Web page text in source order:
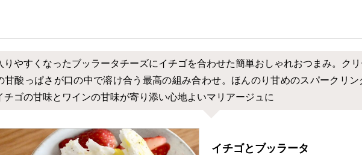
りやすくなったブッラータチーズにイチゴを合わせた簡単おしゃれおつまみ。ク
甘酸っぱさが口の中で溶け合う最高の組み合わせ。ほんのり甘めのスパークリン
チゴの甘味とワインの甘味が寄り添い心地よいマリアージュに
イチゴとブッラータ